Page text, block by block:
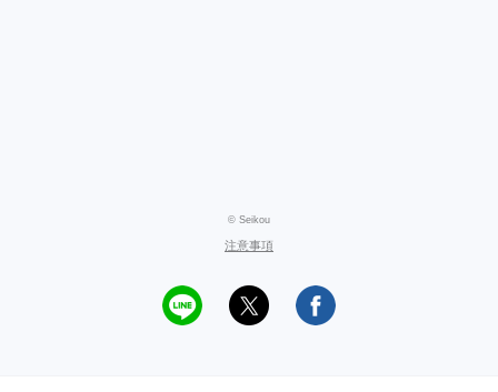
© Seikou
注意事項